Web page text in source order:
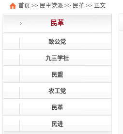
首页 >> 民主党派 >> 民革 >> 正文
民革
致公党
九三学社
民盟
农工党
民革
民进